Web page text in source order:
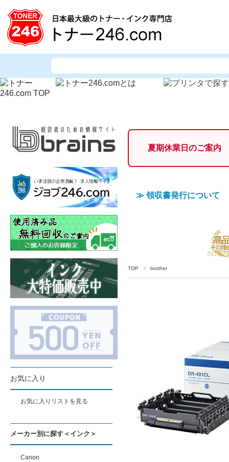
夏期休業日のご案内
≫ 領収書発行について
TOP brother
お気に入り
お気に入りリストを見る
メーカー別に探す＜インク＞
Canon